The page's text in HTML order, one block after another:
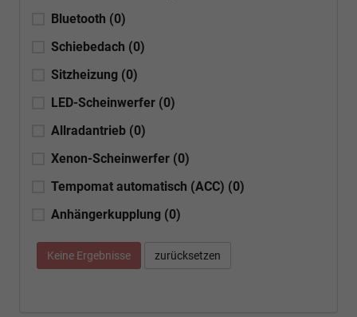
Bluetooth (0)
Schiebedach (0)
Sitzheizung (0)
LED-Scheinwerfer (0)
Allradantrieb (0)
Xenon-Scheinwerfer (0)
Tempomat automatisch (ACC) (0)
Anhängerkupplung (0)
Keine Ergebnisse zurücksetzen